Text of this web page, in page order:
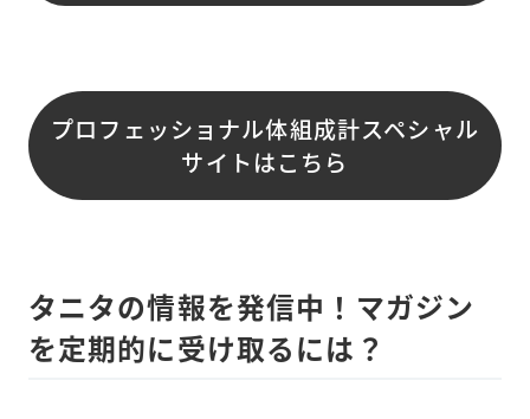
プロフェッショナル体組成計スペシャル
サイトはこちら
タニタの情報を発信中！マガジン
を定期的に受け取るには？